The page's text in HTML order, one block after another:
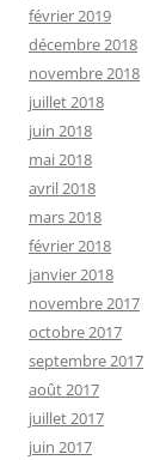
février 2019
décembre 2018
novembre 2018
juillet 2018
juin 2018
mai 2018
avril 2018
mars 2018
février 2018
janvier 2018
novembre 2017
octobre 2017
septembre 2017
août 2017
juillet 2017
juin 2017